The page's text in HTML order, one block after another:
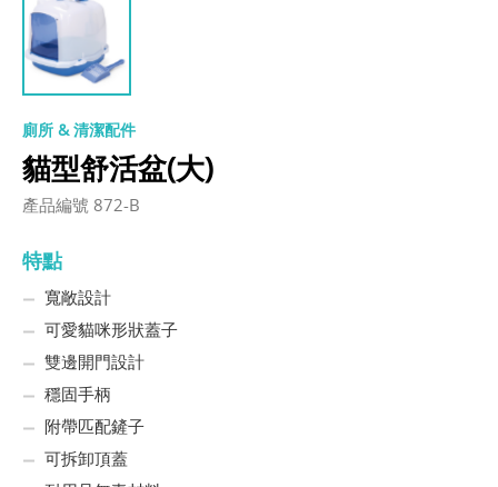
廁所 & 清潔配件
貓型舒活盆(大)
產品編號 872-B
特點
寬敞設計
可愛貓咪形狀蓋子
雙邊開門設計
穩固手柄
附帶匹配鏟子
可拆卸頂蓋